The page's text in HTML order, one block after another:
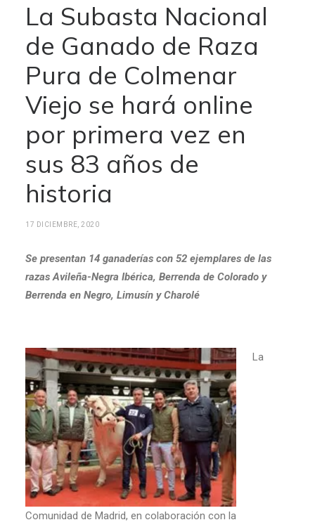
La Subasta Nacional
de Ganado de Raza
Pura de Colmenar
Viejo se hará online
por primera vez en
sus 83 años de
historia
17 DICIEMBRE, 2020
Se presentan 14 ganaderías con 52 ejemplares de las
razas Avileña-Negra Ibérica, Berrenda de Colorado y
Berrenda en Negro, Limusín y Charolé
La
Comunidad de Madrid, en colaboración con la